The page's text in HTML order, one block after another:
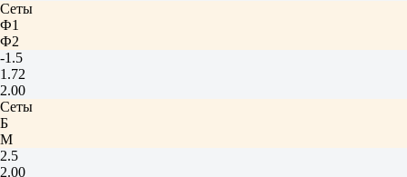
Сеты
Ф1
Ф2
-1.5
1.72
2.00
Сеты
Б
М
2.5
2.00